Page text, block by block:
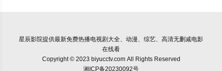
星辰影院提供最新免费热播电视剧大全、动漫、综艺、高清无删减电影
在线看
Copyright © 2023 biyucctv.com All Rights Reserved
湘ICP备20230092号